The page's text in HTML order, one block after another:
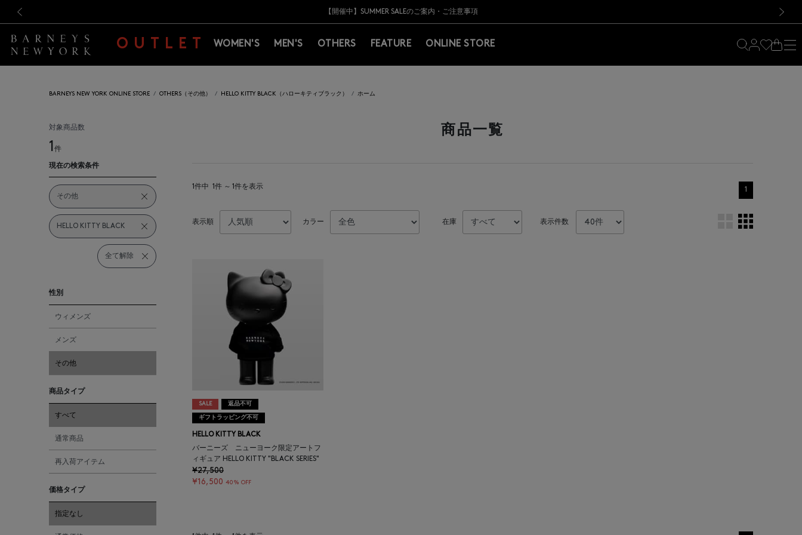
新規登録のお客様も対象！＜MY BARNEYS＞会員のお客様は11,000円（税込）以上のお買上げで常時送料無料！お買い物の際は会員登録を！
【夏季休業に伴う返品・交換承り一時停止のお知らせ】（2026.8.5）
熊本県を中心とした地震の影響によるお荷物のお届けについて
【開催中】SUMMER SALEのご案内・ご注意事項
新規登録のお客様も対象！＜MY BARNEYS＞会員のお客様は11,000円（税込）以上のお買上げで常時送料無料！お買い物の際は会員登録を！
【夏季休業に伴う返品・交換承り一時停止のお知らせ】（2026.8.5）
OUTLET WOMEN'S MEN'S OTHERS FEATURE ONLINE STORE
BARNEYS NEW YORK ONLINE STORE OTHERS（その他） HELLO KITTY BLACK（ハローキティブラック） ホーム
対象商品数
1件
現在の検索条件
その他
HELLO KITTY BLACK
全て解除
性別
ウィメンズ
メンズ
その他
商品タイプ
すべて
通常商品
再入荷アイテム
価格タイプ
指定なし
商品一覧
1件中 1件 ～ 1件を表示 1
表示順 カラー 在庫 表示件数
SALE 返品不可
ギフトラッピング不可
HELLO KITTY BLACK
バーニーズ ニューヨーク限定アートフ
ィギュア HELLO KITTY "BLACK SERIES"
¥27,500
¥16,500 40% OFF